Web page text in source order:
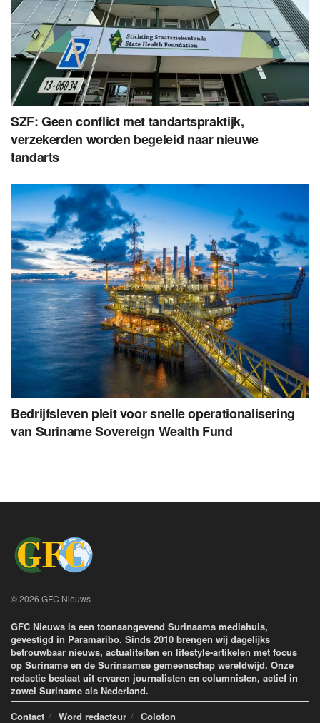
SZF: Geen conflict met tandartspraktijk,
verzekerden worden begeleid naar nieuwe
tandarts
Bedrijfsleven pleit voor snelle operationalisering
van Suriname Sovereign Wealth Fund
© 2026 GFC Nieuws
GFC Nieuws is een toonaangevend Surinaams mediahuis,
gevestigd in Paramaribo. Sinds 2010 brengen wij dagelijks
betrouwbaar nieuws, actualiteiten en lifestyle-artikelen met focus
op Suriname en de Surinaamse gemeenschap wereldwijd. Onze
redactie bestaat uit ervaren journalisten en columnisten, actief in
zowel Suriname als Nederland.
Contact
Word redacteur Colofon